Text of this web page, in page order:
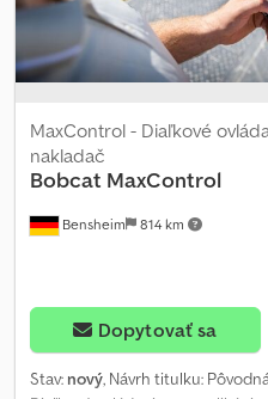
Bensheim 814 km
MaxControl - Diaľkové
nakladač
Bobcat MaxControl
Dopytovať sa
Stav: nový, Návrh titulku: